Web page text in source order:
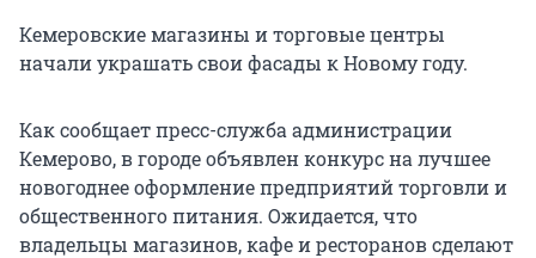
Кемеровские магазины и торговые центры
начали украшать свои фасады к Новому году.
Как сообщает пресс-служба администрации
Кемерово, в городе объявлен конкурс на лучшее
новогоднее оформление предприятий торговли и
общественного питания. Ожидается, что
владельцы магазинов, кафе и ресторанов сделают